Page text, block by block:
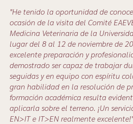
"He tenido la oportunidad de
ocasión de la visita del Comité
Medicina Veterinaria de la
lugar del 8 al 12 de noviembre de
excelente preparación y
demostrado ser capaz de trabajar
seguidas y en equipo con espíritu
gran habilidad en la resolución de
formación académica resulta
aplicarla sobre el terreno. ¡Un
EN>IT e IT>EN realmente excelente!"